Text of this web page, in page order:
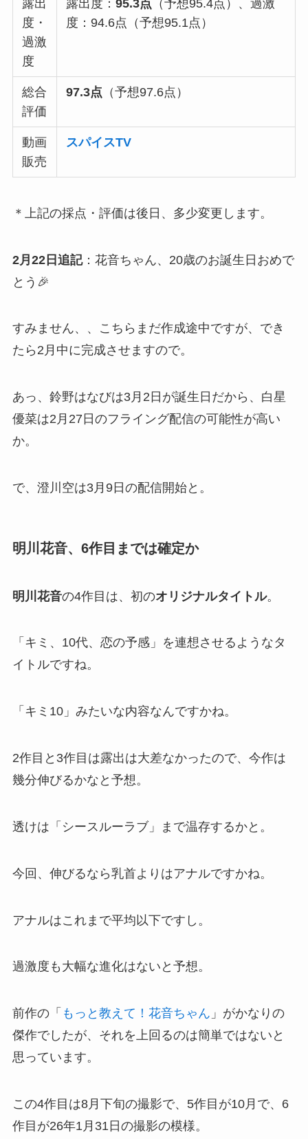
露出
度・
過激
度
露出度：95.3点
（予想95.4点）、過激
度：94.6点（予想95.1点）
総合
評価
97.3点 （予想97.6点）
動画
販売
スパイスTV
＊上記の採点・評価は後日、多少変更します。
2月22日追記：花音ちゃん、20歳のお誕生日おめで
とう🎉
すみません、、こちらまだ作成途中ですが、でき
たら2月中に完成させますので。
あっ、鈴野はなびは3月2日が誕生日だから、白星
優菜は2月27日のフライング配信の可能性が高い
か。
で、澄川空は3月9日の配信開始と。
明川花音、6作目までは確定か
明川花音の4作目は、初のオリジナルタイトル。
「キミ、10代、恋の予感」を連想させるようなタ
イトルですね。
「キミ10」みたいな内容なんですかね。
2作目と3作目は露出は大差なかったので、今作は
幾分伸びるかなと予想。
透けは「シースルーラブ」まで温存するかと。
今回、伸びるなら乳首よりはアナルですかね。
アナルはこれまで平均以下ですし。
過激度も大幅な進化はないと予想。
前作の「 もっと教えて！花音ちゃん 」がかなりの
傑作でしたが、それを上回るのは簡単ではないと
思っています。
この4作目は8月下旬の撮影で、5作目が10月で、6
作目が26年1月31日の撮影の模様。